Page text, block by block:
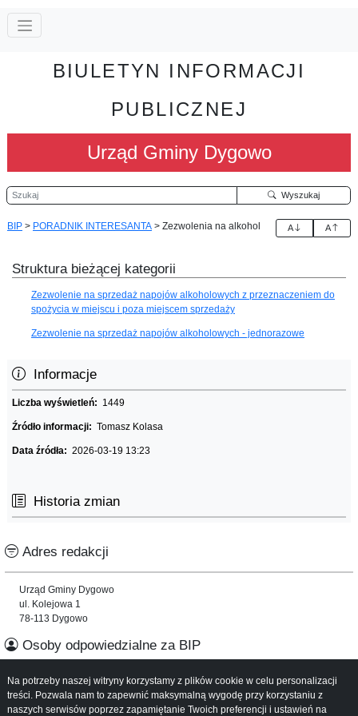
BIULETYN INFORMACJI
PUBLICZNEJ
Urząd Gminy Dygowo
Szukaj Wyszukaj
BIP > PORADNIK INTERESANTA > Zezwolenia na alkohol A A
Struktura bieżącej kategorii
Zezwolenie na sprzedaż napojów alkoholowych z przeznaczeniem do
spożycia w miejscu i poza miejscem sprzedaży
Zezwolenie na sprzedaż napojów alkoholowych - jednorazowe
Informacje
Liczba wyświetleń: 1449
Źródło informacji: Tomasz Kolasa
Data źródła: 2026-03-19 13:23
Historia zmian
Adres redakcji
Urząd Gminy Dygowo
ul. Kolejowa 1
78-113 Dygowo
Osoby odpowiedzialne za BIP
Informacje o serwisie
Na potrzeby naszej witryny korzystamy z plików cookie w celu personalizacji
treści. Pozwala nam to zapewnić maksymalną wygodę przy korzystaniu z
naszych serwisów poprzez zapamiętanie Twoich preferencji i ustawień na